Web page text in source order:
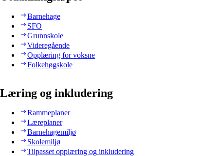
Barnehage
SFO
Grunnskole
Videregående
Opplæring for voksne
Folkehøgskole
Læring og inkludering
Rammeplaner
Læreplaner
Barnehagemiljø
Skolemiljø
Tilpasset opplæring og inkludering